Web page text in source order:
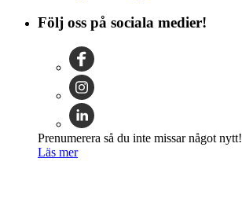
Följ oss på sociala medier!
Prenumerera så du inte missar något nytt!
Läs mer